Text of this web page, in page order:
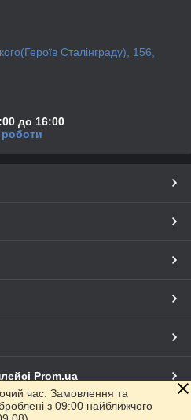
Сталінграду), 156,
до 16:00
роботи
Prom.ua
час. Замовлення та
з 09:00 найближчого